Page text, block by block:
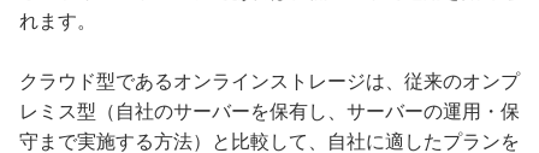
れます。
クラウド型であるオンラインストレージは、従来のオンプ
レミス型（自社のサーバーを保有し、サーバーの運用・保
守まで実施する方法）と比較して、自社に適したプランを